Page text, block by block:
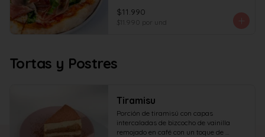
$11.990
$11.990 por und
Tortas y Postres
Tiramisu
Porción de tiramisú con capas
intercaladas de bizcocho de vainilla
remojado en café con un toque de